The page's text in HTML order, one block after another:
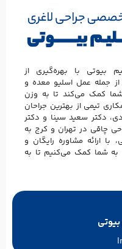
با بهره‌گیری از
جمله عمل اسلیو معده و
کمک می‌کند تا به وزن
تیمی از بهترین جراحان
دکتر سعید سینا و دکتر
چاقی در تهران و کرج به
ارائه مشاوره رایگان و
شما کمک می‌کنیم تا به